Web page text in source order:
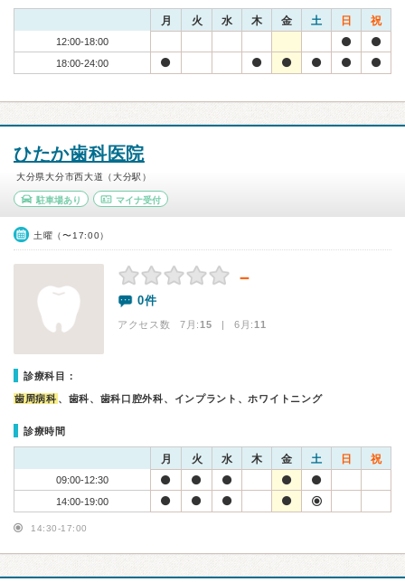
月 火 水 木 金 土 日 祝
12:00-18:00
18:00-24:00
ひたか歯科医院
大分県大分市西大道（大分駅）
駐車場あり マイナ受付
土曜（〜17:00）
－
0件
アクセス数 7月:15 | 6月:11
診療科目：
歯周病科 、歯科、歯科口腔外科、インプラント、ホワイトニング
診療時間
月 火 水 木 金 土 日 祝
09:00-12:30
14:00-19:00
14:30-17:00